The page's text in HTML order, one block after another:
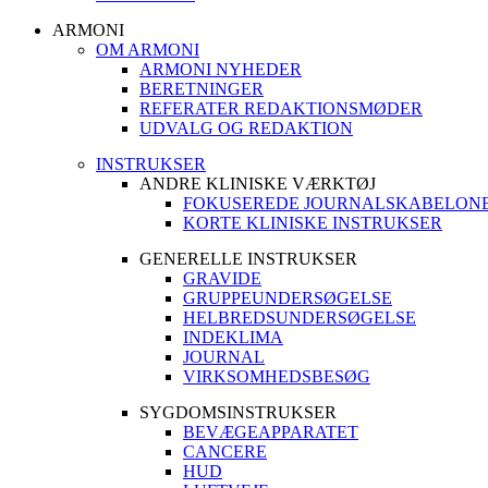
ARMONI
OM ARMONI
ARMONI NYHEDER
BERETNINGER
REFERATER REDAKTIONSMØDER
UDVALG OG REDAKTION
INSTRUKSER
ANDRE KLINISKE VÆRKTØJ
FOKUSEREDE
KORTE KLINISKE INSTRUKSER
GENERELLE INSTRUKSER
GRAVIDE
GRUPPEUNDERSØGELSE
HELBREDSUNDERSØGELSE
INDEKLIMA
JOURNAL
VIRKSOMHEDSBESØG
SYGDOMSINSTRUKSER
BEVÆGEAPPARATET
CANCERE
HUD